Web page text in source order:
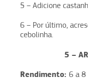
5 – Adicione
6 – Por último,
cebolinha.
5 –
Rendimento: 6 a 8